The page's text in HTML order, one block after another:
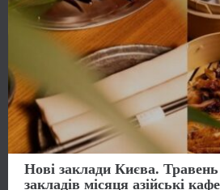
Нові заклади Києва.
закладів місяця азійські